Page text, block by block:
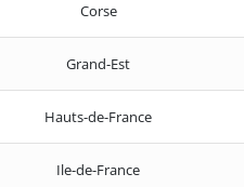
Corse
Grand-Est
Hauts-de-France
Ile-de-France